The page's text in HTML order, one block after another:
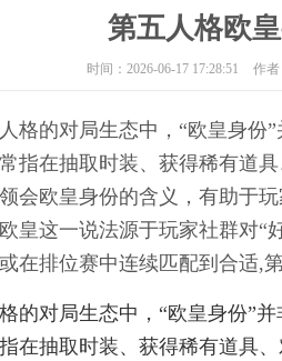
第五人格欧
时间：2026-06-17 17:28:51 作者
格的对局生态中，“欧皇身份
指在抽取时装、获得稀有道
会欧皇身份的含义，有助于
皇这一说法源于玩家社群对“
在排位赛中连续匹配到合适,
的对局生态中，“欧皇身份”
在抽取时装、获得稀有道具